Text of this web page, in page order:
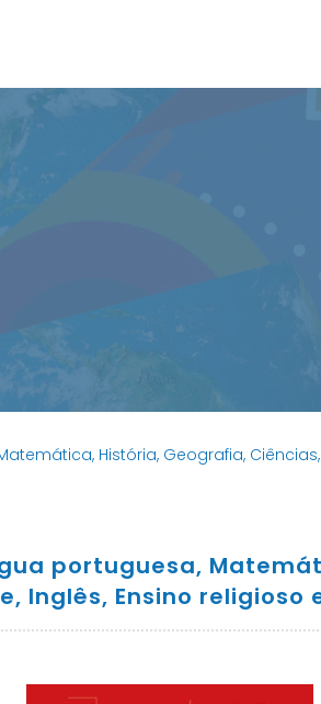
História, Geografia,
portuguesa,
Inglês, Ensino religioso